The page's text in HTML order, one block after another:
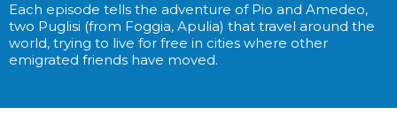
Each episode tells the adventure of Pio and Amedeo,
two Puglisi (from Foggia, Apulia) that travel around the
world, trying to live for free in cities where other
emigrated friends have moved.